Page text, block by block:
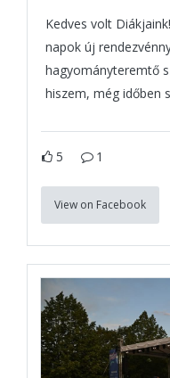
Kedves volt
napok új
hagyományteremtő
hiszem, még időben
5 1
View on Facebook